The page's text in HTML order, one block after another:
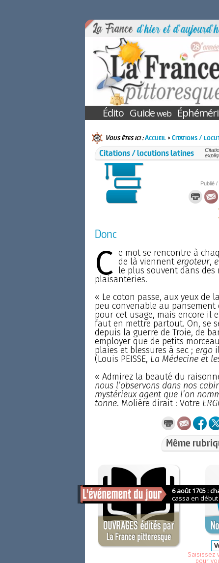
Édito Guideweb
Vous êtes ici :Accueil>Citations /
Citations / locutions latines
Publié
Donc
C e mot se rencontre à
de là viennent ergoteur,
le plus souvent dans
plaisanteries.
« Le coton passe, aux yeux de
peu convenable au pansement
pour cet usage, mais encore il
faut en mettre partout. On, se
depuis la guerre de Troie, de
employer que de petits
plaies et blessures à sec ; ergoil
(Louis PEISSE, La Médecine et
« Admirez la beauté du
nous l’observons dans nos
mystérieux agent que l’on
tonne. Molière dirait : Votre
Même
Saisissez
pour